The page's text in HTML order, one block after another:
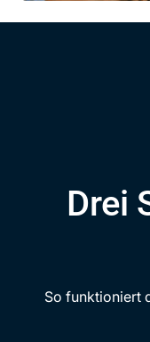
Drei
So funktioniert